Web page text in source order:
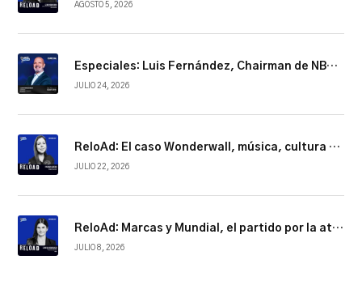
AGOSTO 5, 2026
Especiales: Luis Fernández, Chairman de NBCUniversal Telemundo Enterprises
JULIO 24, 2026
ReloAd: El caso Wonderwall, música, cultura y conexión
JULIO 22, 2026
ReloAd: Marcas y Mundial, el partido por la atención
JULIO 8, 2026